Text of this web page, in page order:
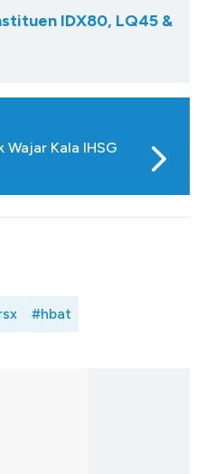
IDX80, LQ45 &
Wajar Kala IHSG
#hbat